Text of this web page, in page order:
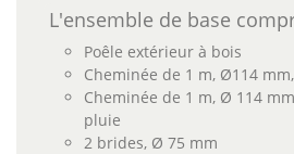
L'ensemble de base
Poêle extérieur à bois
Cheminée de 1 m, Ø114 mm,
Cheminée de 1 m, Ø 114
pluie
2 brides, Ø 75 mm